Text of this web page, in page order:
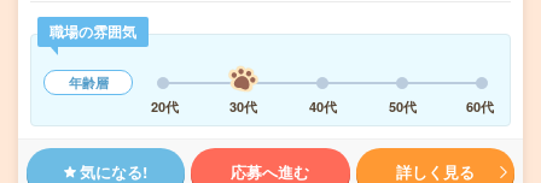
職場の雰囲気
年齢層
20代
30代 40代 50代 60代
気になる! 応募へ進む 詳しく見る